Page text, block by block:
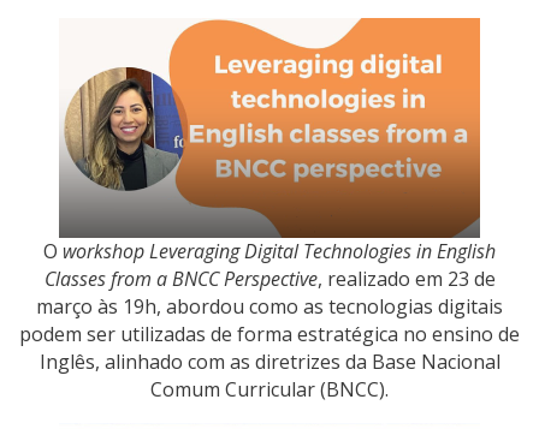
O workshop Leveraging Digital Technologies in English
Classes from a BNCC Perspective, realizado em 23 de
março às 19h, abordou como as tecnologias digitais
podem ser utilizadas de forma estratégica no ensino de
Inglês, alinhado com as diretrizes da Base Nacional
Comum Curricular (BNCC).